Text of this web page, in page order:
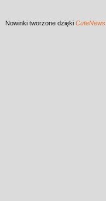
Nowinki tworzone dzięki CuteNews